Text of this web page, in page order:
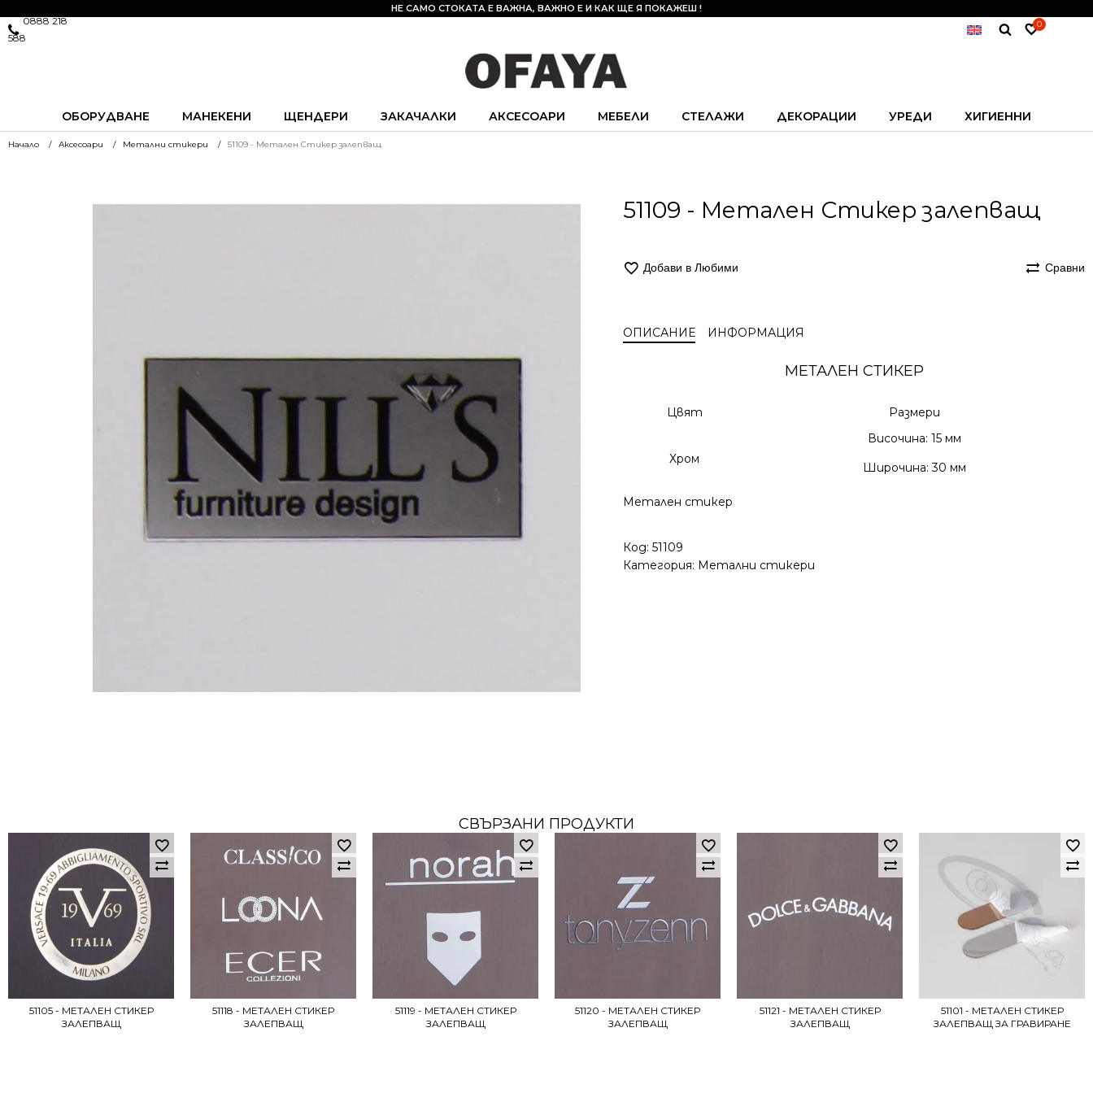
ОБОРУДВАНЕ МАНЕКЕНИ ЩЕНДЕРИ ЗАКАЧАЛКИ АКСЕСОАРИ МЕБЕЛИ СТЕЛАЖИ ДЕКОРАЦИИ УРЕДИ ХИГИЕННИ
0
0888 218
588
НЕ САМО СТОКАТА Е ВАЖНА, ВАЖНО Е И КАК ЩЕ Я ПОКАЖЕШ !
Начало Аксесоари Метални стикери 51109 - Метален Стикер залепващ
51109 - Метален Стикер залепващ
Добави в Любими Сравни
ОПИСАНИЕ ИНФОРМАЦИЯ
МЕТАЛЕН СТИКЕР
Цвят Размери
Хром
Височина: 15 мм
Широчина: 30 мм
Метален стикер
Код: 51109
Категория: Метални стикери
СВЪРЗАНИ ПРОДУКТИ
51105 - МЕТАЛЕН СТИКЕР
ЗАЛЕПВАЩ
51118 - МЕТАЛЕН СТИКЕР
ЗАЛЕПВАЩ
51119 - МЕТАЛЕН СТИКЕР
ЗАЛЕПВАЩ
51120 - МЕТАЛЕН СТИКЕР
ЗАЛЕПВАЩ
51121 - МЕТАЛЕН СТИКЕР
ЗАЛЕПВАЩ
51101 - МЕТАЛЕН СТИКЕР
ЗАЛЕПВАЩ ЗА ГРАВИРАНЕ